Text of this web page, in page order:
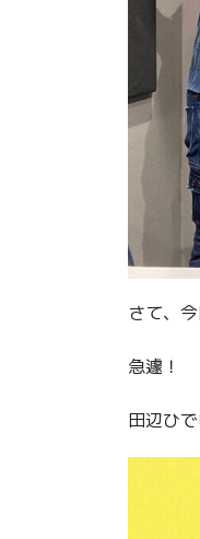
さて、
急遽！
田辺ひ